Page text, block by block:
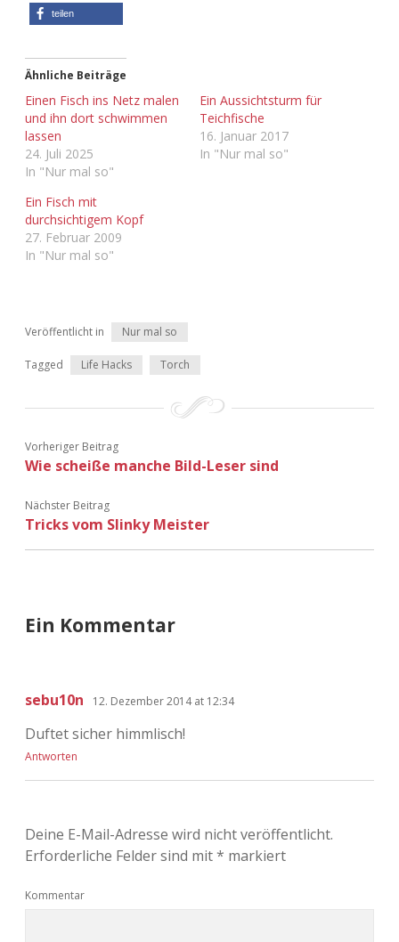
Adventskalender 2021
Adventskalender 2022
teilen
Ähnliche Beiträge
Einen Fisch ins Netz malen
und ihn dort schwimmen
lassen
24. Juli 2025
In "Nur mal so"
Ein Aussichtsturm für
Teichfische
16. Januar 2017
In "Nur mal so"
Ein Fisch mit
durchsichtigem Kopf
27. Februar 2009
In "Nur mal so"
Veröffentlicht in Nur mal so
Tagged Life Hacks Torch
Vorheriger Beitrag
Wie scheiße manche Bild-Leser sind
Nächster Beitrag
Tricks vom Slinky Meister
Ein Kommentar
sebu10n 12. Dezember 2014 at 12:34
Duftet sicher himmlisch!
Antworten
Deine E-Mail-Adresse wird nicht veröffentlicht.
Erforderliche Felder sind mit* markiert
Kommentar